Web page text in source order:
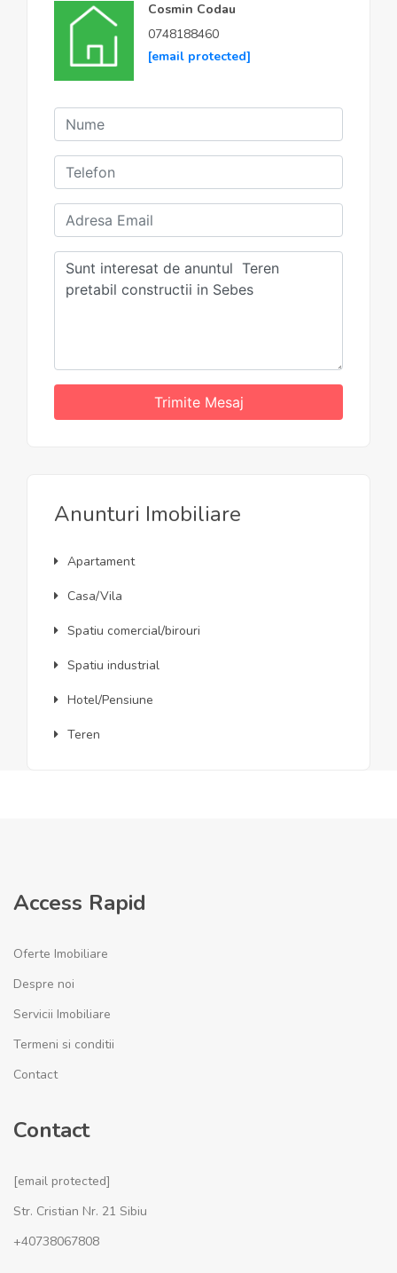
Cosmin Codau
0748188460
[email protected]
Trimite Mesaj
Anunturi Imobiliare
Apartament
Casa/Vila
Spatiu comercial/birouri
Spatiu industrial
Hotel/Pensiune
Teren
Access Rapid
Oferte Imobiliare
Despre noi
Servicii Imobiliare
Termeni si conditii
Contact
Contact
[email protected]
Str. Cristian Nr. 21 Sibiu
+40738067808